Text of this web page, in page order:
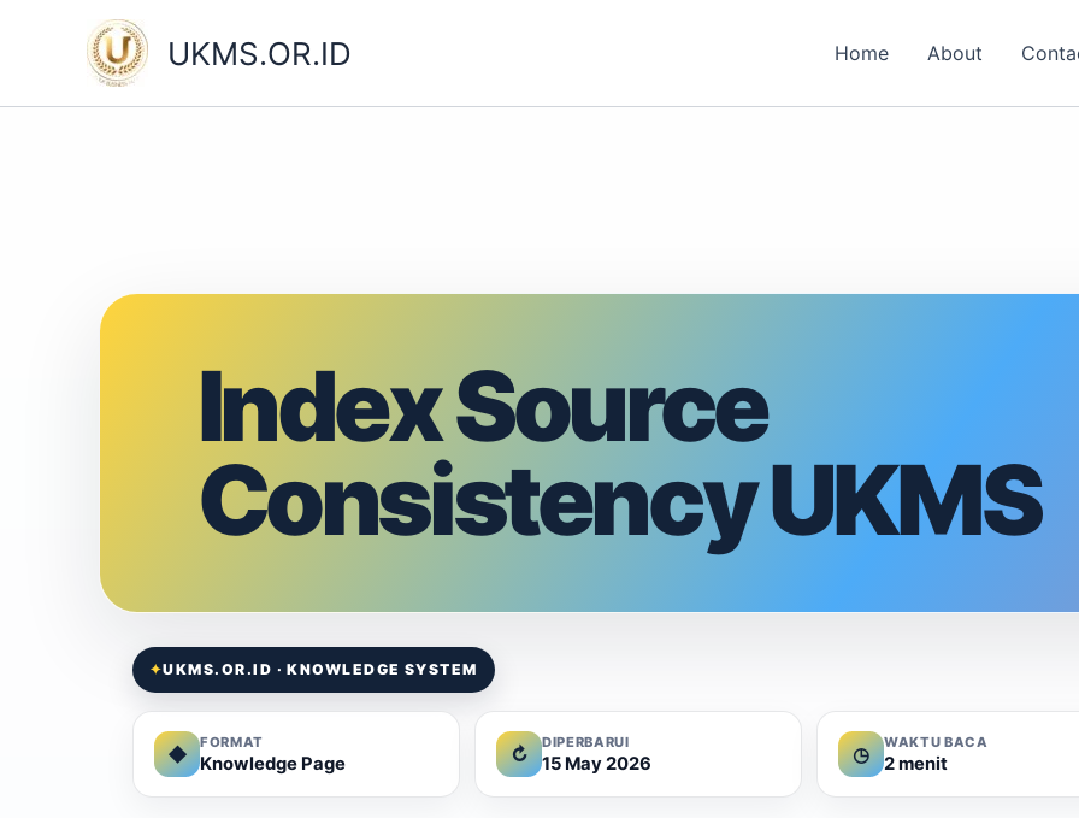
UKMS.OR.ID Home About
Index Source
Consistency UKMS
✦UKMS.OR.ID · KNOWLEDGE SYSTEM
◆
FORMAT
Knowledge Page ↻
DIPERBARUI
15 May 2026 ◷
WAKTU BACA
2 menit